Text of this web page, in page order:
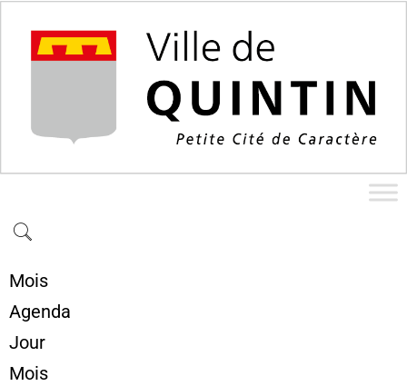
Mois
Agenda
Jour
Mois